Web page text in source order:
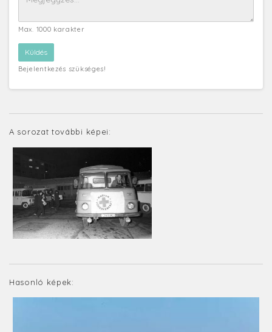
Max. 1000 karakter
Bejelentkezés szükséges!
A sorozat további képei:
Hasonló képek: